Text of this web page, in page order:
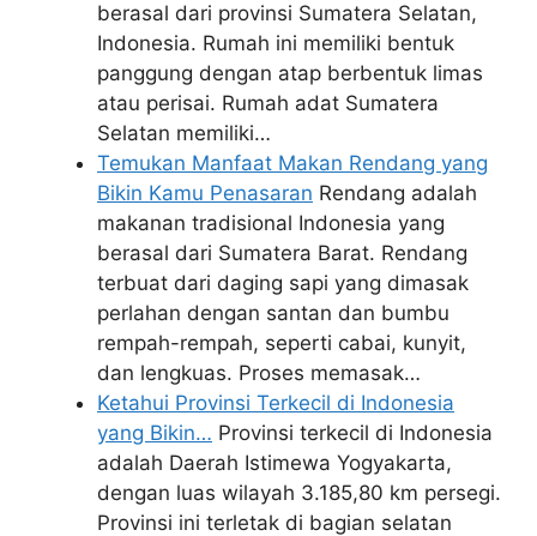
berasal dari provinsi Sumatera Selatan,
Indonesia. Rumah ini memiliki bentuk
panggung dengan atap berbentuk limas
atau perisai. Rumah adat Sumatera
Selatan memiliki…
Temukan Manfaat Makan Rendang yang
Bikin Kamu Penasaran Rendang adalah
makanan tradisional Indonesia yang
berasal dari Sumatera Barat. Rendang
terbuat dari daging sapi yang dimasak
perlahan dengan santan dan bumbu
rempah-rempah, seperti cabai, kunyit,
dan lengkuas. Proses memasak…
Ketahui Provinsi Terkecil di Indonesia
yang Bikin… Provinsi terkecil di Indonesia
adalah Daerah Istimewa Yogyakarta,
dengan luas wilayah 3.185,80 km persegi.
Provinsi ini terletak di bagian selatan